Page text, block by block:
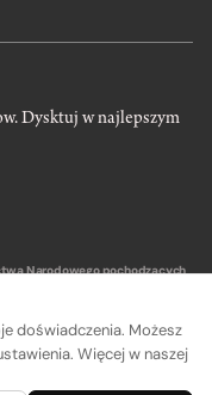
Dysktuj w najlepszym
Narodowego pochodzących
doświadczenia. Możesz
Więcej w naszej